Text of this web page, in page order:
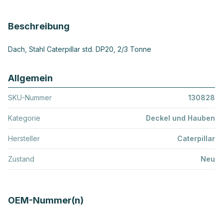
Beschreibung
Dach, Stahl Caterpillar std. DP20, 2/3 Tonne
Allgemein
SKU-Nummer 130828
Kategorie Deckel und Hauben
Hersteller Caterpillar
Zustand Neu
OEM-Nummer(n)